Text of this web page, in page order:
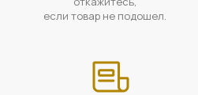
если товар не подошел.